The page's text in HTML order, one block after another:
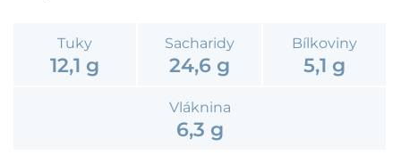
Tuky
12,1 g
Sacharidy
24,6 g
Bílkoviny
5,1 g
Vláknina
6,3 g